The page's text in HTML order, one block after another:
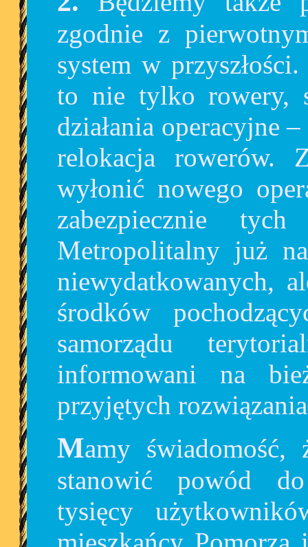
zgodnie z
system w
to nie tylko rowery,
działania operacyjne
relokacja rowerów.
wyłonić nowego
zabezpiecznie
Metropolitalny już
niewydatkowanych,
środków
samorządu
informowani na
przyjętych
Mamy świadomość, że dzisiejsza decyzja może
stanowić powód
tysięcy